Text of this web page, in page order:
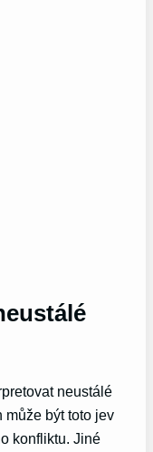
neustálé
může být toto jev
konfliktu. Jiné